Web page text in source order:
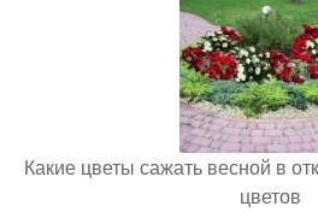
Какие цветы сажать весной в
цветов